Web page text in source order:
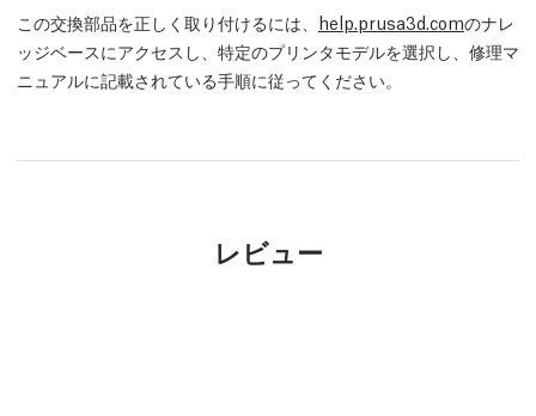
この交換部品を正しく取り付けるには、 help.prusa3d.comのナレ
ッジベースにアクセスし、特定のプリンタモデルを選択し、修理マ
ニュアルに記載されている手順に従ってください。
レビュー